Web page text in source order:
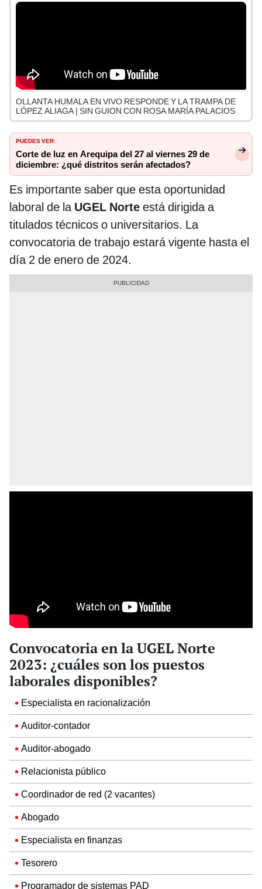
OLLANTA HUMALA EN VIVO RESPONDE Y LA TRAMPA DE
LÓPEZ ALIAGA | SIN GUION CON ROSA MARÍA PALACIOS
PUEDES VER:
Corte de luz en Arequipa del 27 al viernes 29 de
diciembre: ¿qué distritos serán afectados?
Es importante saber que esta oportunidad
laboral de la UGEL Norte está dirigida a
titulados técnicos o universitarios. La
convocatoria de trabajo estará vigente hasta el
día 2 de enero de 2024.
Convocatoria en la UGEL Norte
2023: ¿cuáles son los puestos
laborales disponibles?
Especialista en racionalización
Auditor-contador
Auditor-abogado
Relacionista público
Coordinador de red (2 vacantes)
Abogado
Especialista en finanzas
Tesorero
Programador de sistemas PAD